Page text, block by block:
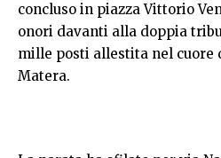
concluso in piazza Vittorio
onori davanti alla doppia
mille posti allestita nel cuore
Matera.